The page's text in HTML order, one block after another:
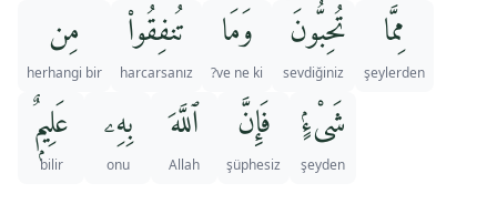
مِمَّا
şeylerden
تُحِبُّونَ ۚ
sevdiğiniz
وَمَا
ve ne ki?
تُنفِقُوا۟
harcarsanız
مِن
herhangi bir
شَىْءٍۢ
şeyden
فَإِنَّ
şüphesiz
ٱللَّهَ
Allah
بِهِۦ
onu
عَلِيمٌۭ
bilir